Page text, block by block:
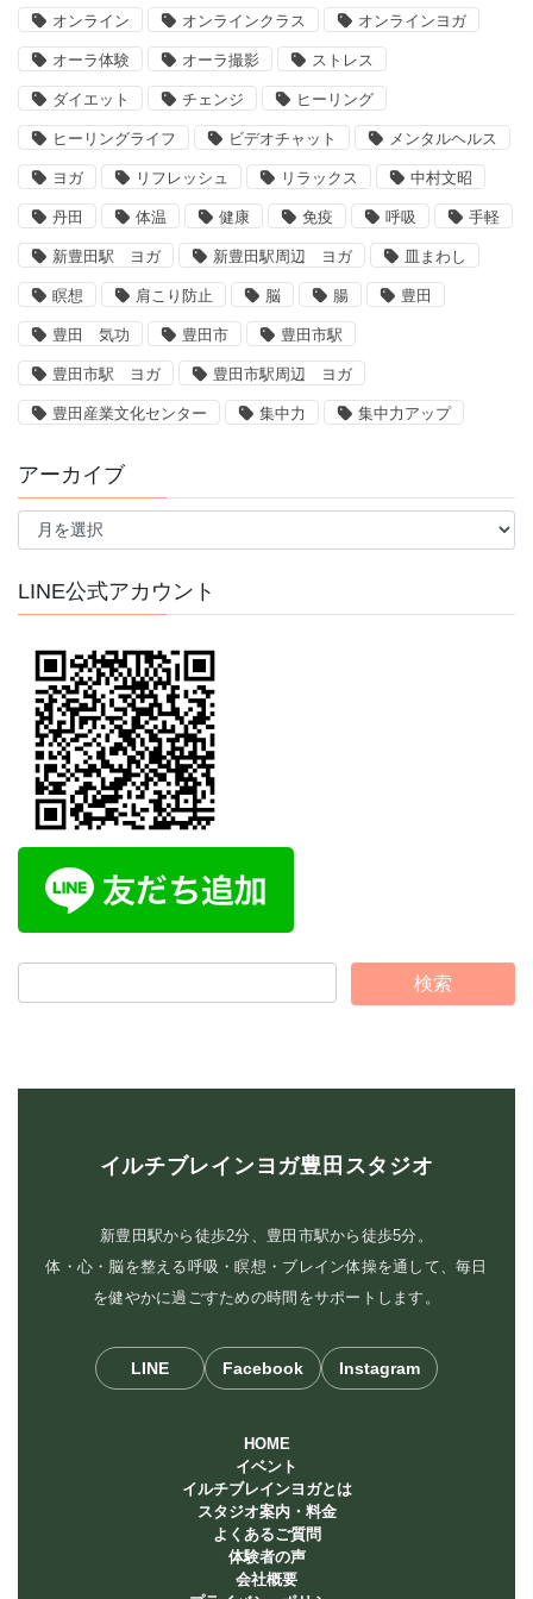
オンライン オンラインクラス オンラインヨガ
オーラ体験 オーラ撮影 ストレス
ダイエット チェンジ ヒーリング
ヒーリングライフ ビデオチャット メンタルヘルス
ヨガ リフレッシュ リラックス 中村文昭
丹田 体温 健康 免疫 呼吸 手軽
新豊田駅 ヨガ 新豊田駅周辺 ヨガ 皿まわし
瞑想 肩こり防止 脳 腸 豊田
豊田 気功 豊田市 豊田市駅
豊田市駅 ヨガ 豊田市駅周辺 ヨガ
豊田産業文化センター 集中力 集中力アップ
アーカイブ
ア
イ
LINE公式アカウント
イルチブレインヨガ豊田スタジオ
新豊田駅から徒歩2分、豊田市駅から徒歩5分。
体・心・脳を整える呼吸・瞑想・ブレイン体操を通して、毎日
を健やかに過ごすための時間をサポートします。
LINE Facebook Instagram
HOME
イベント
イルチブレインヨガとは
スタジオ案内・料金
よくあるご質問
体験者の声
会社概要